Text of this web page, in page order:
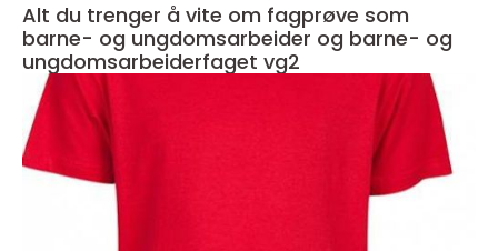
Alt du trenger å vite om fagprøve som
barne- og ungdomsarbeider og barne- og
ungdomsarbeiderfaget vg2